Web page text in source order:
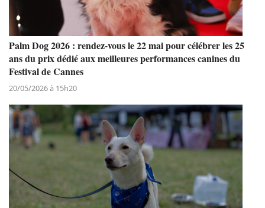
Palm Dog 2026 : rendez-vous le 22 mai pour célébrer les 25
ans du prix dédié aux meilleures performances canines du
Festival de Cannes
20/05/2026 à 15h20